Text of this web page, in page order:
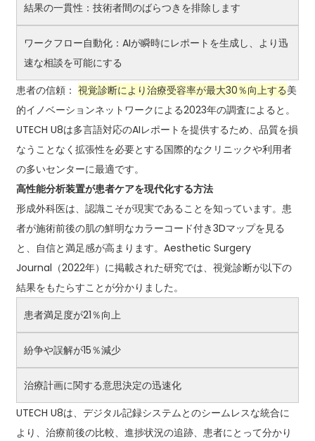
結果の一貫性：技術者間のばらつきを排除します
ワークフロー自動化：AIが瞬時にレポートを生成し、より迅
速な相談を可能にする
患者の信頼： 視覚診断により治療受容率が最大30％向上する美
的イノベーションネットワークによる2023年の調査によると。
UTECH U8は多言語対応のAIレポートを提供するため、品質を損
なうことなく拡張性を必要とする国際的なクリニックや利用者
の多いセンターに最適です。
高性能分析装置が患者ケアを現代化する方法
形成外科医は、認識こそが現実であることを知っています。患
者が施術前後の肌の鮮明なカラーコード付き3Dマップを見る
と、自信と満足感が高まります。Aesthetic Surgery
Journal（2022年）に掲載された研究では、視覚診断が以下の
結果をもたらすことが分かりました。
患者満足度が21％向上
紛争や誤解が15％減少
治療計画に関する意思決定の迅速化
UTECH U8は、デジタル記録システムとのシームレスな統合に
より、治療前後の比較、進捗状況の追跡、患者にとって分かり